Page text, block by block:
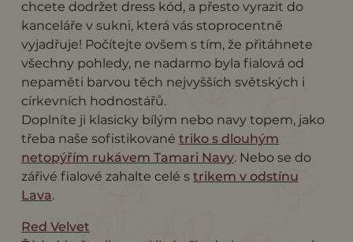
chcete dodržet dress kód, a přesto vyrazit do
kanceláře v sukni, která vás stoprocentně
vyjadřuje! Počítejte ovšem s tím, že přitáhnete
všechny pohledy, ne nadarmo byla fialová od
nepaměti barvou těch nejvyšších světských i
církevních hodnostářů.
Doplníte ji klasicky bílým nebo navy topem, jako
třeba naše sofistikované triko s dlouhým
netopýřím rukávem Tamari Navy. Nebo se do
zářivé fialové zahalte celé s trikem v odstínu
Lava.
Red Velvet